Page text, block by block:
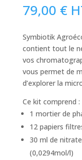
79,00 €
Symbiotik
contient tout le
vos
vous permet de
d’explorer la
Ce kit comprend :
1 mortier de
12 papiers
30 ml de
(0,0294mol/l)